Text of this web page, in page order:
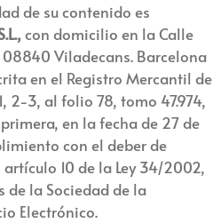
de su contenido es
.,con domicilio en la Calle
Viladecans. Barcelona
en el Registro Mercantil de
2-3, al folio 78, tomo 47.974,
en la fecha de 27 de
con el deber de
10 de la Ley 34/2002,
de la Sociedad de la
Electrónico.